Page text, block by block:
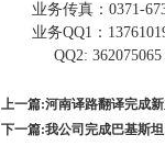
业务传真：0371-
业务QQ1 ：
QQ2: 362075065
上一篇:河南译路翻译完成
下一篇:我公司完成巴基斯